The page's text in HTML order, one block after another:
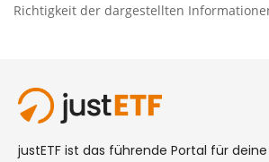
Richtigkeit der dargestellten